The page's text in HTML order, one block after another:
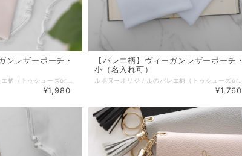
ンレザーポーチ・
¥1,980
【バレエ柄】ヴィーガンレザーポーチ・
小（名入れ可）
¥1,760